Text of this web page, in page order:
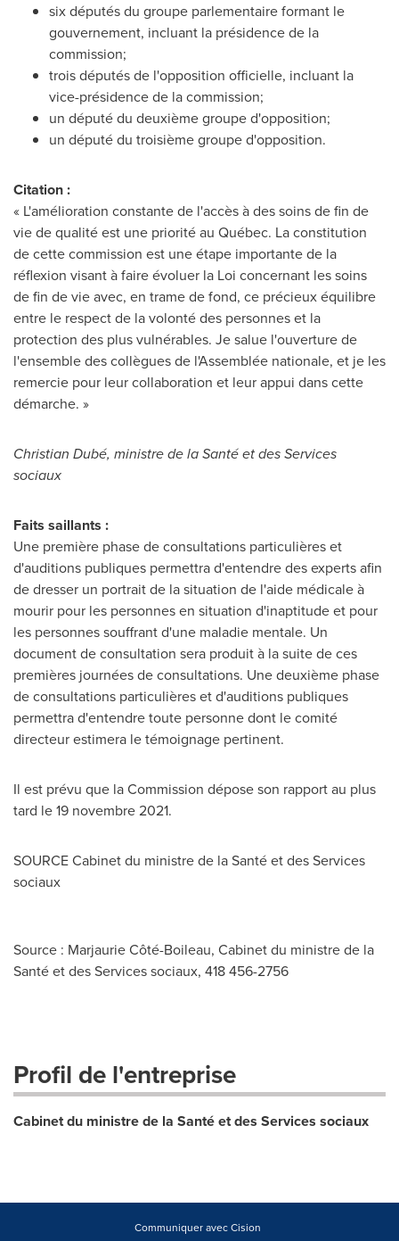
six députés du groupe parlementaire formant le
gouvernement, incluant la présidence de la
commission;
trois députés de l'opposition officielle, incluant la
vice-présidence de la commission;
un député du deuxième groupe d'opposition;
un député du troisième groupe d'opposition.
Citation :
« L'amélioration constante de l'accès à des soins de fin de
vie de qualité est une priorité au Québec. La constitution
de cette commission est une étape importante de la
réflexion visant à faire évoluer la Loi concernant les soins
de fin de vie avec, en trame de fond, ce précieux équilibre
entre le respect de la volonté des personnes et la
protection des plus vulnérables. Je salue l'ouverture de
l'ensemble des collègues de l'Assemblée nationale, et je les
remercie pour leur collaboration et leur appui dans cette
démarche. »
Christian Dubé, ministre de la Santé et des Services
sociaux
Faits saillants :
Une première phase de consultations particulières et
d'auditions publiques permettra d'entendre des experts afin
de dresser un portrait de la situation de l'aide médicale à
mourir pour les personnes en situation d'inaptitude et pour
les personnes souffrant d'une maladie mentale. Un
document de consultation sera produit à la suite de ces
premières journées de consultations. Une deuxième phase
de consultations particulières et d'auditions publiques
permettra d'entendre toute personne dont le comité
directeur estimera le témoignage pertinent.
Il est prévu que la Commission dépose son rapport au plus
tard le 19 novembre 2021.
SOURCE Cabinet du ministre de la Santé et des Services
sociaux
Source : Marjaurie Côté-Boileau, Cabinet du ministre de la
Santé et des Services sociaux, 418 456-2756
Profil de l'entreprise
Cabinet du ministre de la Santé et des Services sociaux
Communiquer avec Cision